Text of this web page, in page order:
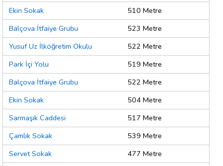
Ekin Sokak
510 Metre
Balçova İtfaiye Grubu
523 Metre
Yusuf Uz İlköğretim Okulu
522 Metre
Park İçi Yolu
519 Metre
Balçova İtfaiye Grubu
522 Metre
Ekin Sokak
504 Metre
Sarmaşık Caddesi
517 Metre
Çamlık Sokak
539 Metre
Servet Sokak
477 Metre